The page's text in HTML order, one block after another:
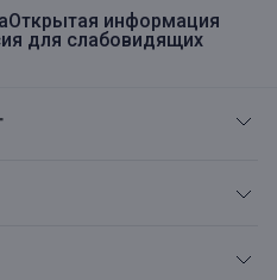
Открытая информация
для слабовидящих